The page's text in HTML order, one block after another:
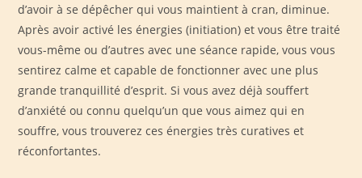
d’avoir à se dépêcher qui vous maintient à cran, diminue.
Après avoir activé les énergies (initiation) et vous être traité
vous-même ou d’autres avec une séance rapide, vous vous
sentirez calme et capable de fonctionner avec une plus
grande tranquillité d’esprit. Si vous avez déjà souffert
d’anxiété ou connu quelqu’un que vous aimez qui en
souffre, vous trouverez ces énergies très curatives et
réconfortantes.